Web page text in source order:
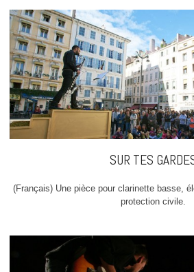
SUR TES
(Français) Une pièce pour clarinette basse,
protection civile.